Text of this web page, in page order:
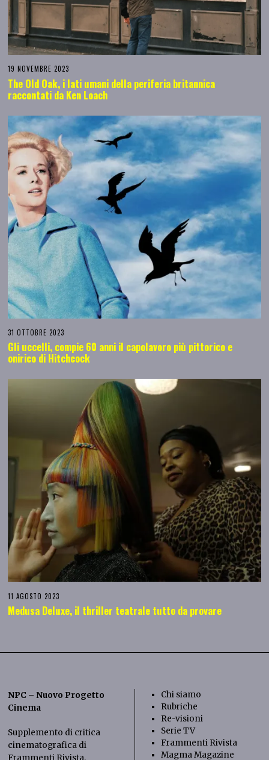
19 NOVEMBRE 2023
The Old Oak, i lati umani della periferia britannica
raccontati da Ken Loach
31 OTTOBRE 2023
Gli uccelli, compie 60 anni il capolavoro più pittorico e
onirico di Hitchcock
11 AGOSTO 2023
Medusa Deluxe, il thriller teatrale tutto da provare
NPC – Nuovo Progetto
Cinema
Supplemento di critica
cinematografica di
Chi siamo
Rubriche
Re-visioni
Serie TV
Frammenti Rivista
Magma Magazine